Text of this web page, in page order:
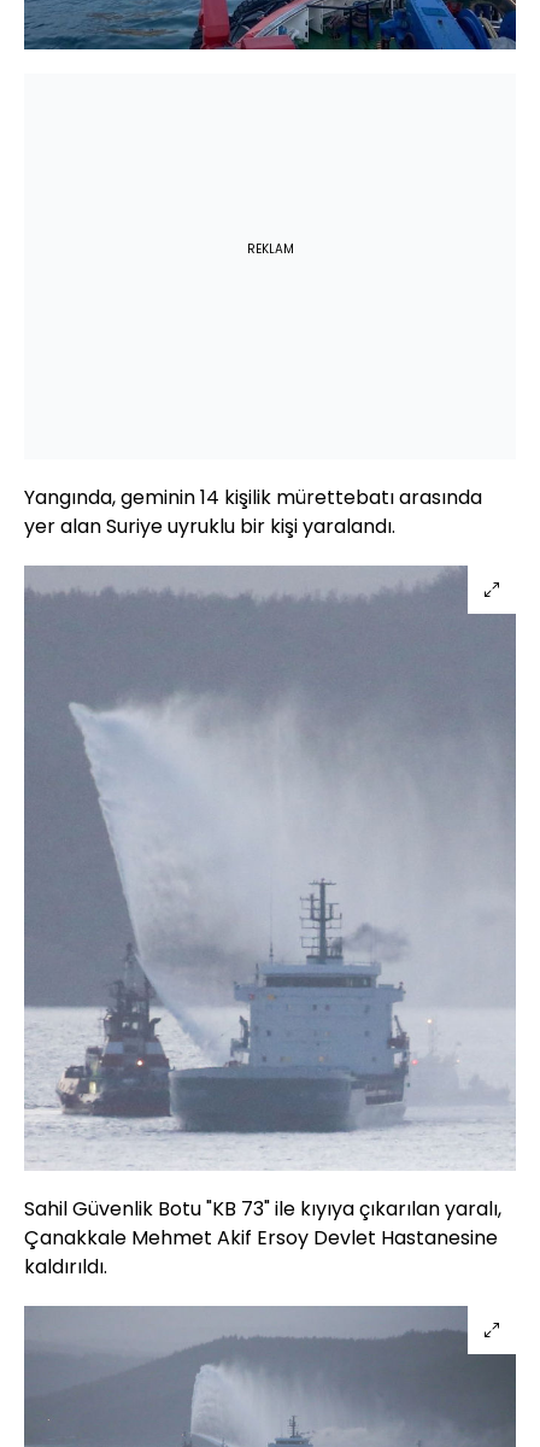
REKLAM
Yangında, geminin 14 kişilik mürettebatı arasında
yer alan Suriye uyruklu bir kişi yaralandı.
Sahil Güvenlik Botu "KB 73" ile kıyıya çıkarılan yaralı,
Çanakkale Mehmet Akif Ersoy Devlet Hastanesine
kaldırıldı.